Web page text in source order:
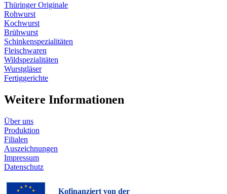
Thüringer Originale
Rohwurst
Kochwurst
Brühwurst
Schinkenspezialitäten
Fleischwaren
Wildspezialitäten
Wurstgläser
Fertiggerichte
Weitere Informationen
Über uns
Produktion
Filialen
Auszeichnungen
Impressum
Datenschutz
Kofinanziert von der